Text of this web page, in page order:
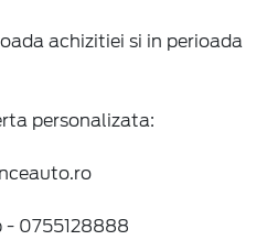
achizitiei si in perioada
personalizata:
0755128888